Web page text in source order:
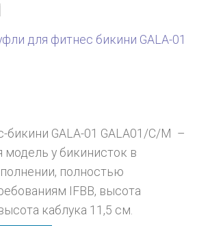
для фитнес бикини GALA-01
бикини GALA-01 GALA01/C/M –
модель у бикинисток в
полностью
IFBB, высота
каблука 11,5 см.